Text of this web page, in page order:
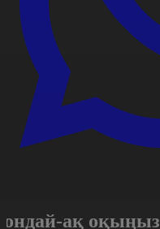
ақ оқыңыз